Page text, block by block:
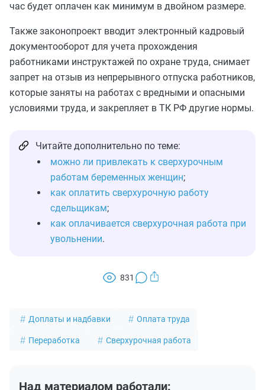
час будет оплачен как минимум в двойном размере.
Также законопроект вводит электронный кадровый
документооборот для учета прохождения
работниками инструктажей по охране труда, снимает
запрет на отзыв из непрерывного отпуска работников,
которые заняты на работах с вредными и опасными
условиями труда, и закрепляет в ТК РФ другие нормы.
Читайте дополнительно по теме:
можно ли привлекать к сверхурочным
работам беременных женщин;
как оплатить сверхурочную работу
сдельщикам;
как оплачивается сверхурочная работа при
увольнении.
831
Доплаты и надбавки Оплата труда
Переработка Сверхурочная работа
Над материалом работали: